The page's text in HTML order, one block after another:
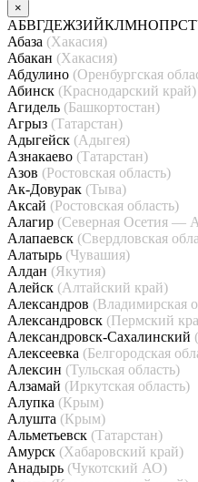
×
АБВГДЕЖЗИЙКЛМНОПРСТ
Абаза (Хакасия)
Абакан (Хакасия)
Абдулино (Оренбургская
Абинск (Краснодарский край)
Агидель (Башкортостан)
Агрыз (Татарстан)
Адыгейск (Адыгея)
Азнакаево (Татарстан)
Азов (Ростовская область)
Ак-Довурак (Тыва)
Аксай (Ростовская область)
Алагир (Северная Осетия —
Алапаевск (Свердловская
Алатырь (Чувашия)
Алдан (Якутия)
Алейск (Алтайский край)
Александров (Владимирская
Александровск (Пермский
Александровск-Сахалинский
Алексеевка (Белгородская
Алексин (Тульская область)
Алзамай (Иркутская область)
Алупка (Крым)
Алушта (Крым)
Альметьевск (Татарстан)
Амурск (Хабаровский край)
Анадырь (Чукотский АО)